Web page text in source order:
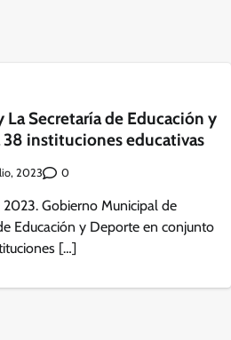
Secretaría de Educación y
instituciones educativas
2023 0
Gobierno Municipal de
Educación y Deporte en conjunto
[…]